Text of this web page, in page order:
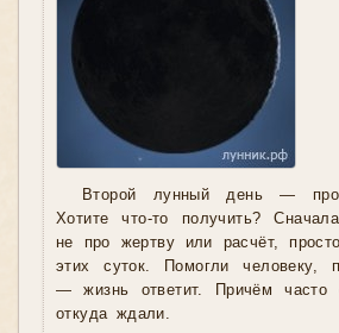
Второй лунный день — про
Хотите что-то получить?
не про жертву или расчёт,
этих суток. Помогли человеку,
— жизнь ответит. Причём часто
откуда ждали.